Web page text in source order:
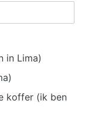
in Lima)
koffer (ik ben